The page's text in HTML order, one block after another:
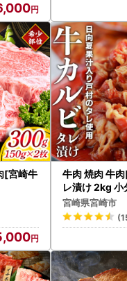
[宮崎牛
牛肉 焼肉 牛
レ漬け 2kg 小
ク]
宮崎県宮崎市